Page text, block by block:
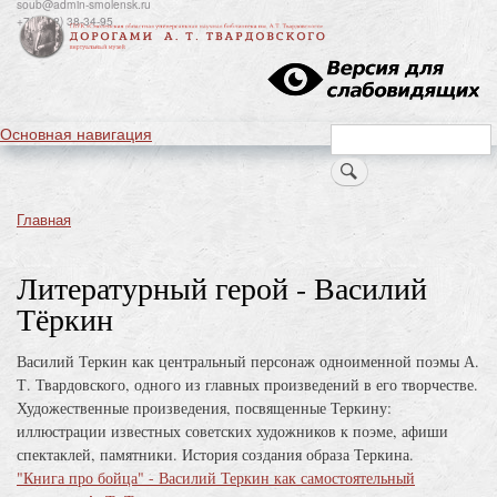
к
основному
содержанию
soub@admin-smolensk.ru
+7(4812) 38-34-95
Search
Основная навигация
Строка
Главная
Литературный герой - Василий
Тёркин
Василий Теркин как центральный персонаж одноименной поэмы А.
Т. Твардовского, одного из главных произведений в его творчестве.
Художественные произведения, посвященные Теркину:
иллюстрации известных советских художников к поэме, афиши
спектаклей, памятники. История создания образа Теркина.
"Книга про бойца" - Василий Теркин как самостоятельный